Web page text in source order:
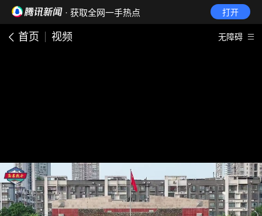
· 获取全网一手热点 打开
首页 视频 无障碍